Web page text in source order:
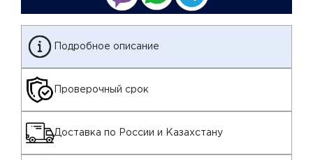
Подробное описание
Проверочный срок
Доставка по России и Казахстану